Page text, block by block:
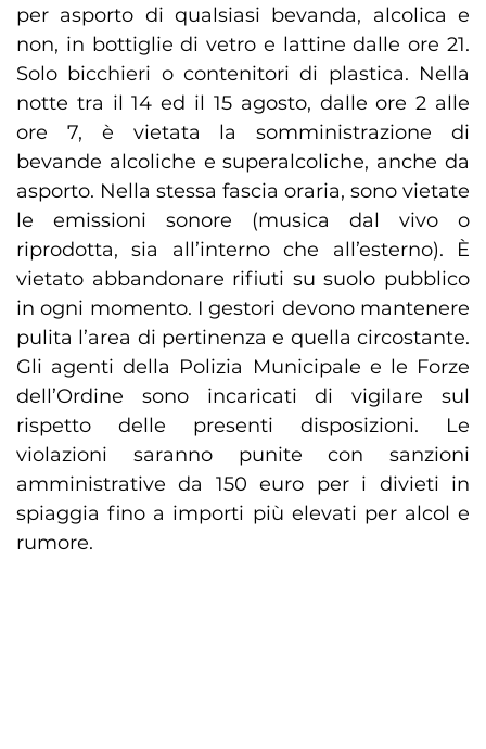
per asporto di qualsiasi bevanda, alcolica e
non, in bottiglie di vetro e lattine dalle ore 21.
Solo bicchieri o contenitori di plastica. Nella
notte tra il 14 ed il 15 agosto, dalle ore 2 alle
ore 7, è vietata la somministrazione di
bevande alcoliche e superalcoliche, anche da
asporto. Nella stessa fascia oraria, sono vietate
le emissioni sonore (musica dal vivo o
riprodotta, sia all’interno che all’esterno). È
vietato abbandonare rifiuti su suolo pubblico
in ogni momento. I gestori devono mantenere
pulita l’area di pertinenza e quella circostante.
Gli agenti della Polizia Municipale e le Forze
dell’Ordine sono incaricati di vigilare sul
rispetto delle presenti disposizioni. Le
violazioni saranno punite con sanzioni
amministrative da 150 euro per i divieti in
spiaggia fino a importi più elevati per alcol e
rumore.